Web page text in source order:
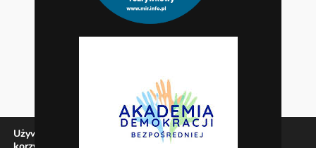
Używamy ciasteczek, aby zapewnić najlepszą jakość